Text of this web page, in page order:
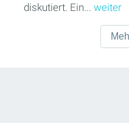
diskutiert. Ein... weiter